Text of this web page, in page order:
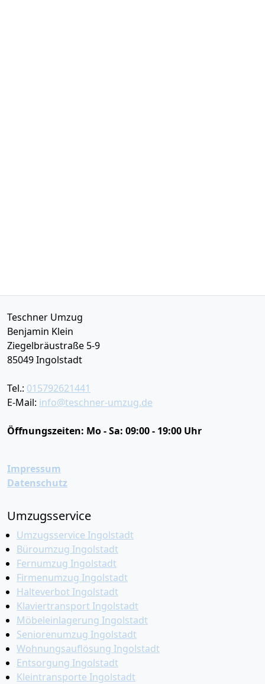
Teschner Umzug
Benjamin Klein
Ziegelbräustraße 5-9
85049Ingolstadt
Tel.: 015792621441
E-Mail: info@teschner-umzug.de
Öffnungszeiten: Mo - Sa: 09:00 - 19:00 Uhr
Impressum
Datenschutz
Umzugsservice
Umzugsservice Ingolstadt
Büroumzug Ingolstadt
Fernumzug Ingolstadt
Firmenumzug Ingolstadt
Halteverbot Ingolstadt
Klaviertransport Ingolstadt
Möbeleinlagerung Ingolstadt
Seniorenumzug Ingolstadt
Wohnungsauflösung Ingolstadt
Entsorgung Ingolstadt
Kleintransporte Ingolstadt